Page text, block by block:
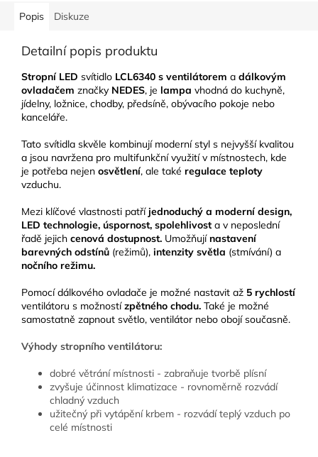
Popis Diskuze
Detailní popis produktu
Stropní LED svítidlo LCL6340 s ventilátorem a dálkovým
ovladačem značky NEDES, je lampa vhodná do kuchyně,
jídelny, ložnice, chodby, předsíně, obývacího pokoje nebo
kanceláře.
Tato svítidla skvěle kombinují moderní styl s nejvyšší kvalitou
a jsou navržena pro multifunkční využití v místnostech, kde
je potřeba nejen osvětlení, ale také regulace teploty
vzduchu.
Mezi klíčové vlastnosti patříjednoduchý a moderní design,
LED technologie, úspornost, spolehlivost a v neposlední
řadě jejich cenová dostupnost. Umožňujínastavení
barevných odstínů (režimů), intenzity světla (stmívání) a
nočního režimu.
Pomocí dálkového ovladače je možné nastavit až 5 rychlostí
ventilátoru s možnostízpětného chodu. Také je možné
samostatně zapnout světlo, ventilátor nebo obojí současně.
Výhody stropního ventilátoru:
dobré větrání místnosti - zabraňuje tvorbě plísní
zvyšuje účinnost klimatizace - rovnoměrně rozvádí
chladný vzduch
užitečný při vytápění krbem - rozvádí teplý vzduch po
celé místnosti